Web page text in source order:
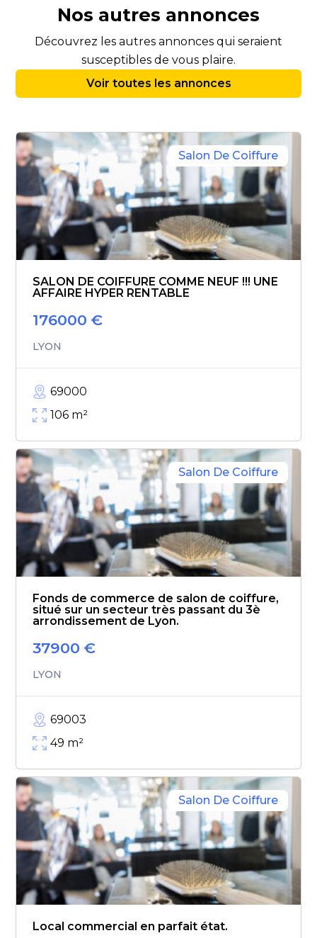
Nos autres annonces
Découvrez les autres annonces qui seraient
susceptibles de vous plaire.
Voir toutes les annonces
Salon De Coiffure
SALON DE COIFFURE COMME NEUF !!! UNE
AFFAIRE HYPER RENTABLE
176000 €
LYON
69000
106 m²
Salon De Coiffure
Fonds de commerce de salon de coiffure,
situé sur un secteur très passant du 3è
arrondissement de Lyon.
37900 €
LYON
69003
49 m²
Salon De Coiffure
Local commercial en parfait état.